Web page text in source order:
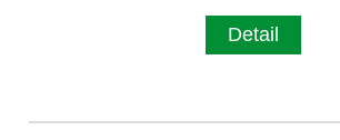
Detail